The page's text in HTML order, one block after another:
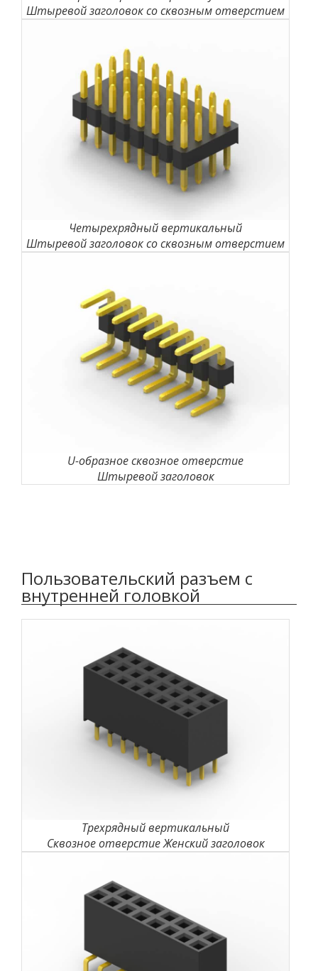
Штыревой заголовок со сквозным отверстием
Четырехрядный вертикальный
Штыревой заголовок со сквозным отверстием
U-образное сквозное отверстие
Штыревой заголовок
Пользовательский разъем с
внутренней головкой
Трехрядный вертикальный
Сквозное отверстие Женский заголовок